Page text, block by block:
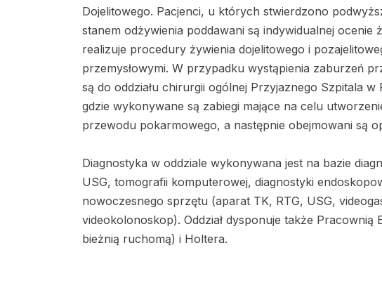
Dojelitowego. Pacjenci, u których stwierdzono
stanem odżywienia poddawani są indywidualnej ocenie
realizuje procedury żywienia dojelitowego i
przemysłowymi. W przypadku wystąpienia zaburzeń
są do oddziału chirurgii ogólnej Przyjaznego Szpitala w
gdzie wykonywane są zabiegi mające na celu
przewodu pokarmowego, a następnie obejmowani są
Diagnostyka w oddziale wykonywana jest na bazie
USG, tomografii komputerowej, diagnostyki
nowoczesnego sprzętu (aparat TK, RTG, USG,
videokolonoskop). Oddział dysponuje także Pracownią
bieżnią ruchomą) i Holtera.